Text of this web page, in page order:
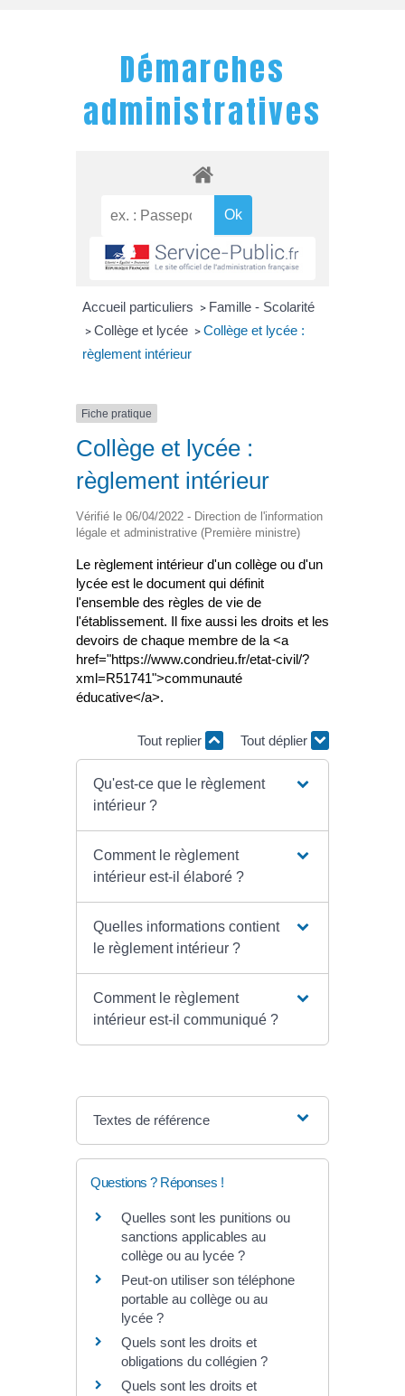
Démarches
administratives
Accueil particuliers > Famille - Scolarité
> Collège et lycée > Collège et lycée :
règlement intérieur
Fiche pratique
Collège et lycée :
règlement intérieur
Vérifié le 06/04/2022 - Direction de l'information
légale et administrative (Première ministre)
Le règlement intérieur d'un collège ou d'un
lycée est le document qui définit
l'ensemble des règles de vie de
l'établissement. Il fixe aussi les droits et les
devoirs de chaque membre de la <a
href="https://www.condrieu.fr/etat-civil/?
xml=R51741">communauté
éducative</a>.
Tout replier Tout déplier
Qu'est-ce que le règlement
intérieur ?
Comment le règlement
intérieur est-il élaboré ?
Quelles informations contient
le règlement intérieur ?
Comment le règlement
intérieur est-il communiqué ?
Textes de référence
Questions ? Réponses !
Quelles sont les punitions ou
sanctions applicables au
collège ou au lycée ?
Peut-on utiliser son téléphone
portable au collège ou au
lycée ?
Quels sont les droits et
obligations du collégien ?
Quels sont les droits et